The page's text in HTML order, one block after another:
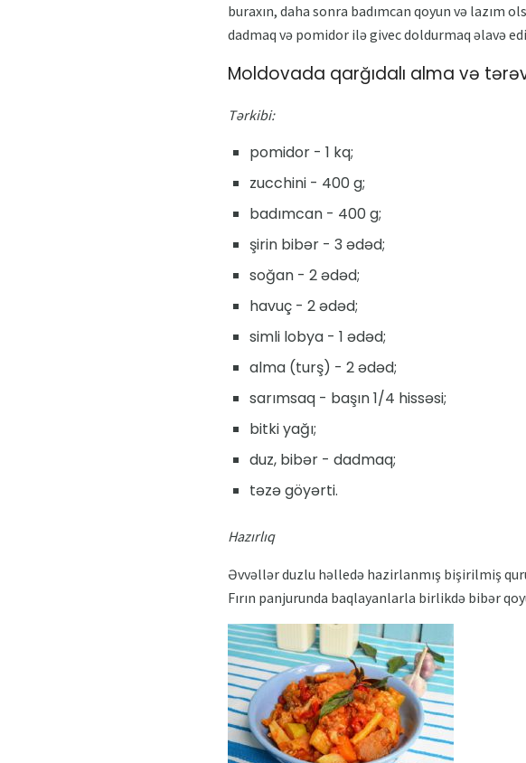
buraxın, daha sonra badımcan qoyun və lazım
dadmaq və pomidor ilə givec doldurmaq əlavə
Moldovada qarğıdalı alma və
Tərkibi:
pomidor - 1 kq;
zucchini - 400 g;
badımcan - 400 g;
şirin bibər - 3 ədəd;
soğan - 2 ədəd;
havuç - 2 ədəd;
simli lobya - 1 ədəd;
alma (turş) - 2 ədəd;
sarımsaq - başın 1/4 hissəsi;
bitki yağı;
duz, bibər - dadmaq;
təzə göyərti.
Hazırlıq
Əvvəllər duzlu həlledə hazirlanmış bişirilmiş
Fırın panjurunda baqlayanlarla birlikdə bibər